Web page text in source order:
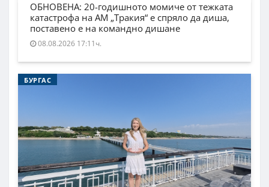
ОБНОВЕНА: 20-годишното момиче от тежката
катастрофа на АМ „Тракия“ е спряло да диша,
поставено е на командно дишане
08.08.2026 17:11ч.
БУРГАС